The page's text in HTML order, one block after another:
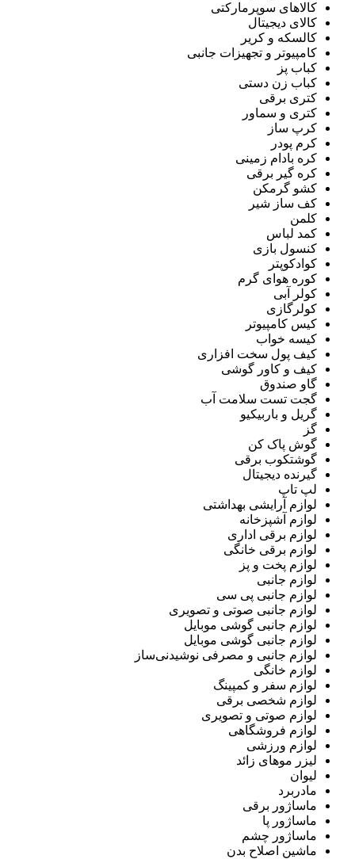
کالاهای سوپرمارکتی
کالای دیجیتال
کالسکه و کریر
کامپیوتر و تجهیزات جانبی
کباب پز
کباب زن دستی
کتری برقی
کتری و سماور
کرپ ساز
کرم پودر
کره بادام زمینی
کره گیر برقی
کشو گرمکن
کف ساز شیر
کلمن
کمد لباس
کنسول بازی
کوادکوپتر
کوره هوای گرم
کولر آبی
کولرگازی
کیس کامپیوتر
کیسه خواب
کیف پول سخت افزاری
کیف و کاور گوشی
گاو صندوق
گجت تست سلامت آب
گریل و باربیکیو
گز
گوش پاک کن
گوشتکوب برقی
گیرنده دیجیتال
لپ تاپ
لوازم آرایشی بهداشتی
لوازم آشپزخانه
لوازم برقی اداری
لوازم برقی خانگی
لوازم پخت و پز
لوازم جانبی
لوازم جانبی پی سی
لوازم جانبی صوتی و تصویری
لوازم جانبی گوشی موبایل
لوازم جانبی گوشی موبایل
لوازم جانبی و مصرفی نوشیدنی‌ساز
لوازم خانگی
لوازم سفر و کمپینگ
لوازم شخصی برقی
لوازم صوتی و تصویری
لوازم فروشگاهی
لوازم ورزشی
لیزر موهای زائد
لیوان
مادربرد
ماساژور برقی
ماساژور پا
ماساژور چشم
ماشین اصلاح بدن